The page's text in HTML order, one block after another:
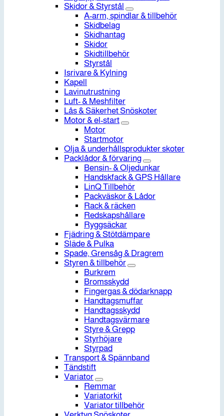
Skidor & Styrstål
A-arm, spindlar & tillbehör
Skidbelag
Skidhantag
Skidor
Skidtillbehör
Styrstål
Isrivare & Kylning
Kapell
Lavinutrustning
Luft- & Meshfilter
Lås & Säkerhet Snöskoter
Motor & el-start
Motor
Startmotor
Olja & underhållsprodukter skoter
Packlådor & förvaring
Bensin- & Oljedunkar
Handskfack & GPS Hållare
LinQ Tillbehör
Packväskor & Lådor
Rack & räcken
Redskapshållare
Ryggsäckar
Fjädring & Stötdämpare
Släde & Pulka
Spade, Grensåg & Dragrem
Styren & tillbehör
Burkrem
Bromsskydd
Fingergas & dödarknapp
Handtagsmuffar
Handtagsskydd
Handtagsvärmare
Styre & Grepp
Styrhöjare
Styrpad
Transport & Spännband
Tändstift
Variator
Remmar
Variatorkit
Variator tillbehör